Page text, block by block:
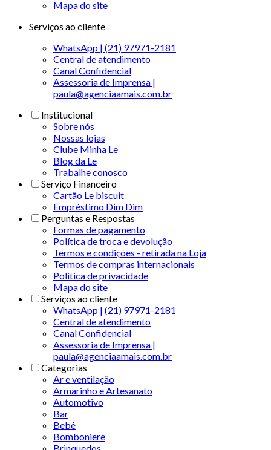
Mapa do site
Serviços ao cliente
WhatsApp | (21) 97971-2181
Central de atendimento
Canal Confidencial
Assessoria de Imprensa |
paula@agenciaamais.com.br
Institucional
Sobre nós
Nossas lojas
Clube Minha Le
Blog da Le
Trabalhe conosco
Serviço Financeiro
Cartão Le biscuit
Empréstimo Dim Dim
Perguntas e Respostas
Formas de pagamento
Política de troca e devolução
Termos e condições - retirada na Loja
Termos de compras internacionais
Politica de privacidade
Mapa do site
Serviços ao cliente
WhatsApp | (21) 97971-2181
Central de atendimento
Canal Confidencial
Assessoria de Imprensa |
paula@agenciaamais.com.br
Categorias
Ar e ventilação
Armarinho e Artesanato
Automotivo
Bar
Bebê
Bomboniere